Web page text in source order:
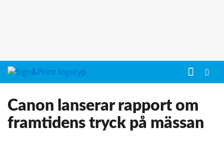
Canon lanserar rapport om
framtidens tryck på mässan